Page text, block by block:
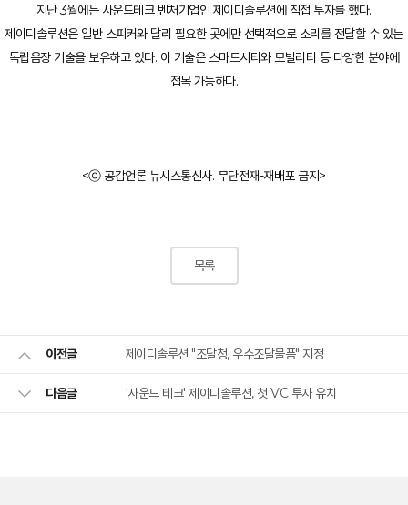
지난 3월에는 사운드테크 벤처기업인 제이디솔루션에 직접 투자를 했다.
제이디솔루션은 일반 스피커와 달리 필요한 곳에만 선택적으로 소리를 전달할 수 있는
독립음장 기술을 보유하고 있다. 이 기술은 스마트시티와 모빌리티 등 다양한 분야에
접목 가능하다.
<ⓒ 공감언론 뉴시스통신사. 무단전재-재배포 금지>
목록
이전글 제이디솔루션 "조달청, 우수조달물품" 지정
'사운드 테크' 제이디솔루션, 첫 VC 투자 유치
다음글